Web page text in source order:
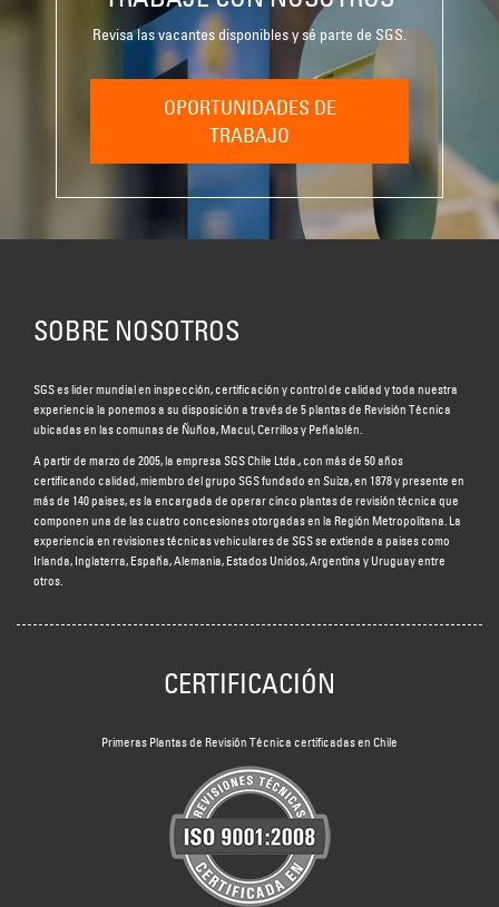
Revisa las vacantes disponibles y sé parte de SGS.
OPORTUNIDADES DE
TRABAJO
SOBRE NOSOTROS
SGS es líder mundial en inspección, certificación y control de calidad y toda nuestra
experiencia la ponemos a su disposición a través de 5 plantas de Revisión Técnica
ubicadas en las comunas de Ñuñoa, Macul, Cerrillos y Peñalolén.
A partir de marzo de 2005, la empresa SGS Chile Ltda., con más de 50 años
certificando calidad, miembro del grupo SGS fundado en Suiza, en 1878 y presente en
más de 140 países, es la encargada de operar cinco plantas de revisión técnica que
componen una de las cuatro concesiones otorgadas en la Región Metropolitana. La
experiencia en revisiones técnicas vehiculares de SGS se extiende a países como
Irlanda, Inglaterra, España, Alemania, Estados Unidos, Argentina y Uruguay entre
otros.
CERTIFICACIÓN
Primeras Plantas de Revisión Técnica certificadas en Chile